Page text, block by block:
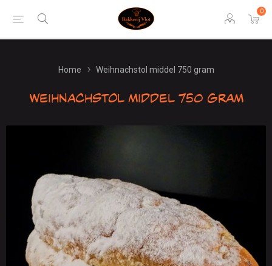
0
Home Weihnachstol middel 750 gram
Weihnachstol middel 750 gram